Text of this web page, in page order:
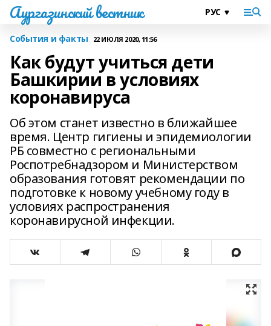
Аургазинский вестник
События и факты 22 ИЮЛЯ 2020, 11:56
Как будут учиться дети
Башкирии в условиях
коронавируса
Об этом станет известно в ближайшее
время. Центр гигиены и эпидемиологии
РБ совместно с региональными
Роспотребнадзором и Министерством
образования готовят рекомендации по
подготовке к новому учебному году в
условиях распространения
коронавирусной инфекции.